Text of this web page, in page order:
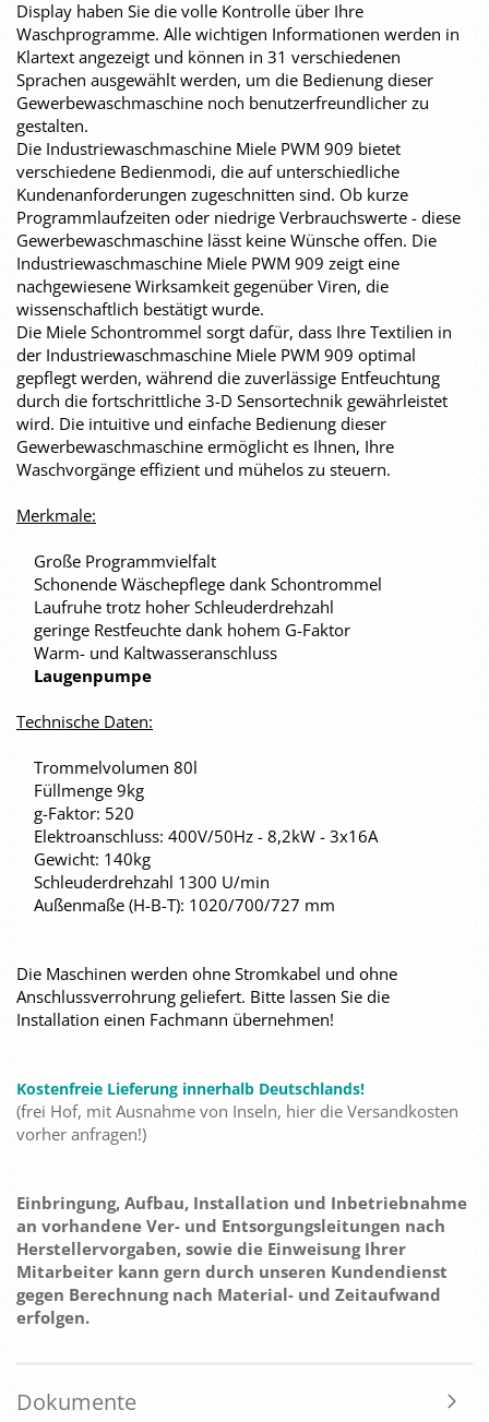
Display haben Sie die volle Kontrolle über Ihre
Waschprogramme. Alle wichtigen Informationen werden in
Klartext angezeigt und können in 31 verschiedenen
Sprachen ausgewählt werden, um die Bedienung dieser
Gewerbewaschmaschine noch benutzerfreundlicher zu
gestalten.
Die Industriewaschmaschine Miele PWM 909 bietet
verschiedene Bedienmodi, die auf unterschiedliche
Kundenanforderungen zugeschnitten sind. Ob kurze
Programmlaufzeiten oder niedrige Verbrauchswerte - diese
Gewerbewaschmaschine lässt keine Wünsche offen. Die
Industriewaschmaschine Miele PWM 909 zeigt eine
nachgewiesene Wirksamkeit gegenüber Viren, die
wissenschaftlich bestätigt wurde.
Die Miele Schontrommel sorgt dafür, dass Ihre Textilien in
der Industriewaschmaschine Miele PWM 909 optimal
gepflegt werden, während die zuverlässige Entfeuchtung
durch die fortschrittliche 3-D Sensortechnik gewährleistet
wird. Die intuitive und einfache Bedienung dieser
Gewerbewaschmaschine ermöglicht es Ihnen, Ihre
Waschvorgänge effizient und mühelos zu steuern.
Merkmale:
Große Programmvielfalt
Schonende Wäschepflege dank Schontrommel
Laufruhe trotz hoher Schleuderdrehzahl
geringe Restfeuchte dank hohem G-Faktor
Warm- und Kaltwasseranschluss
Laugenpumpe
Technische Daten:
Trommelvolumen 80l
Füllmenge 9kg
g-Faktor: 520
Elektroanschluss: 400V/50Hz - 8,2kW - 3x16A
Gewicht: 140kg
Schleuderdrehzahl 1300 U/min
Außenmaße (H-B-T): 1020/700/727 mm
Die Maschinen werden ohne Stromkabel und ohne
Anschlussverrohrung geliefert. Bitte lassen Sie die
Installation einen Fachmann übernehmen!
Kostenfreie Lieferung innerhalb Deutschlands!
(frei Hof, mit Ausnahme von Inseln, hier die Versandkosten
vorher anfragen!)
Einbringung, Aufbau, Installation und Inbetriebnahme
an vorhandene Ver- und Entsorgungsleitungen nach
Herstellervorgaben, sowie die Einweisung Ihrer
Mitarbeiter kann gern durch unseren Kundendienst
gegen Berechnung nach Material- und Zeitaufwand
erfolgen.
Dokumente